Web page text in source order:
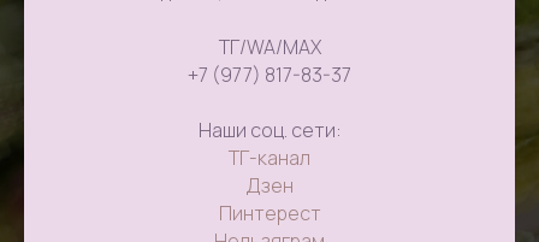
ТГ/WA/MAX
+7 (977) 817-83-37
Наши соц. сети:
ТГ-канал
Дзен
Пинтерест